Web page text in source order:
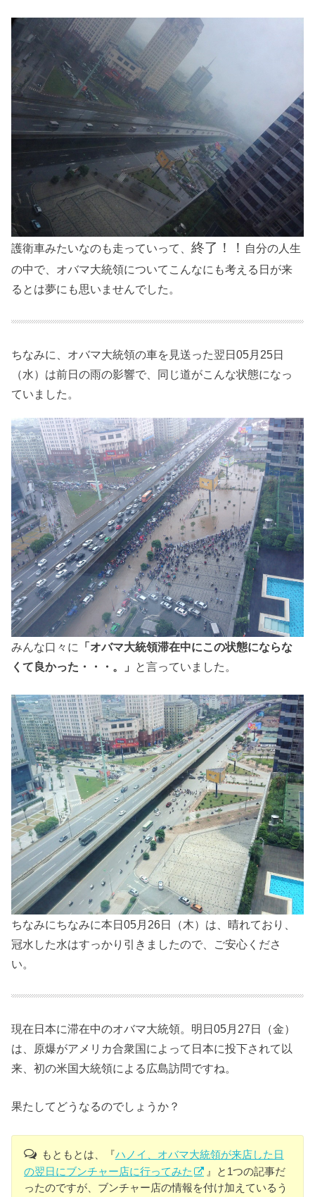
護衛車みたいなのも走っていって、終了！！ 自分の人生
の中で、オバマ大統領についてこんなにも考える日が来
るとは夢にも思いませんでした。
ちなみに、オバマ大統領の車を見送った翌日05月25日
（水）は前日の雨の影響で、同じ道がこんな状態になっ
ていました。
みんな口々に
「オバマ大統領滞在中にこの状態にならな
くて良かった・・・。」 と言っていました。
ちなみにちなみに本日05月26日（木）は、晴れており、
冠水した水はすっかり引きましたので、ご安心くださ
い。
現在日本に滞在中のオバマ大統領。明日05月27日（金）
は、原爆がアメリカ合衆国によって日本に投下されて以
来、初の米国大統領による広島訪問ですね。
果たしてどうなるのでしょうか？
もともとは、『ハノイ、オバマ大統領が来店した日
の翌日にブンチャー店に行ってみた
』と1つの記事だ
ったのですが、ブンチャー店の情報を付け加えているう